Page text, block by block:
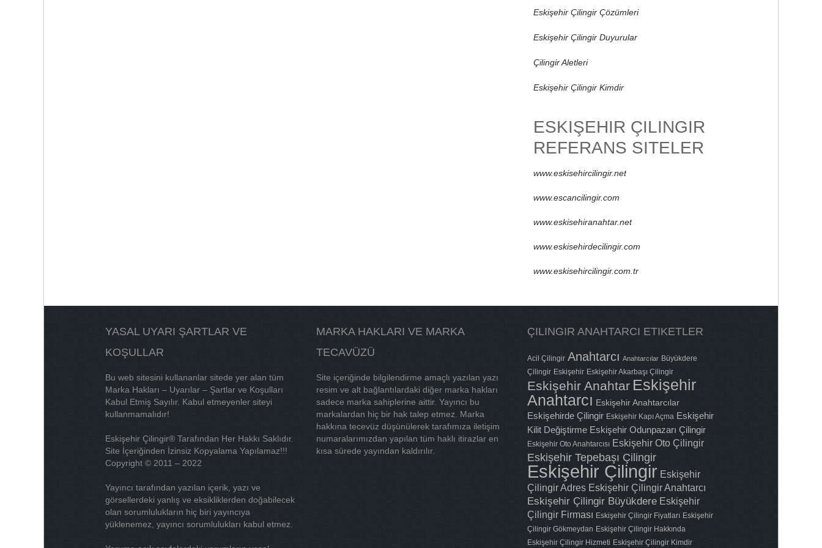
Eskişehir Çilingir Çözümleri
Eskişehir Çilingir Duyurular
Çilingir Aletleri
Eskişehir Çilingir Kimdir
ESKIŞEHIR ÇILINGIR
REFERANS SITELER
www.eskisehircilingir.net
www.escancilingir.com
www.eskisehiranahtar.net
www.eskisehirdecilingir.com
www.eskisehircilingir.com.tr
YASAL UYARI ŞARTLAR VE
KOŞULLAR
Bu web sitesini kullananlar sitede yer alan tüm
Marka Hakları – Uyarılar – Şartlar ve Koşulları
Kabul Etmiş Sayılır. Kabul etmeyenler siteyi
kullanmamalıdır!
Eskişehir Çilingir® Tarafından Her Hakkı Saklıdır.
Site İçeriğinden İzinsiz Kopyalama Yapılamaz!!!
Copyright © 2011 – 2022
Yayıncı tarafından yazılan içerik, yazı ve
görsellerdeki yanlış ve eksikliklerden doğabilecek
olan sorumlulukların hiç biri yayıncıya
yüklenemez, yayıncı sorumlulukları kabul etmez.
MARKA HAKLARI VE MARKA
TECAVÜZÜ
Site içeriğinde bilgilendirme amaçlı yazılan yazı
resim ve alt bağlantılardaki diğer marka hakları
sadece marka sahiplerine aittir. Yayıncı bu
markalardan hiç bir hak talep etmez. Marka
hakkına tecevüz düşünülerek tarafımıza iletişim
numaralarımızdan yapılan tüm haklı itirazlar en
kısa sürede yayından kaldırılır.
ÇILINGIR ANAHTARCI ETIKETLER
Acil Çilingir Anahtarcı Anahtarcılar Büyükdere
Çilingir Eskişehir Eskişehir Akarbaşı Çilingir
Eskişehir Anahtar Eskişehir
Anahtarcı Eskişehir Anahtarcılar
Eskişehirde Çilingir Eskişehir Kapı Açma Eskişehir
Kilit Değiştirme Eskişehir Odunpazarı Çilingir
Eskişehir Oto Anahtarcısı Eskişehir Oto Çilingir
Eskişehir Tepebaşı Çilingir
Eskişehir Çilingir Eskişehir
Çilingir Adres Eskişehir Çilingir Anahtarcı
Eskişehir Çilingir Büyükdere Eskişehir
Çilingir Firması Eskişehir Çilingir Fiyatları Eskişehir
Çilingir Gökmeydan Eskişehir Çilingir Hakkında
Eskişehir Çilingir Hizmeti Eskişehir Çilingir Kimdir